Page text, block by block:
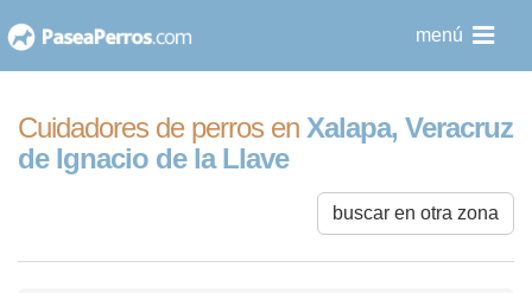
al
menú
Cuidadores de perros en Xalapa, Veracruz
de Ignacio de la Llave
buscar en otra zona